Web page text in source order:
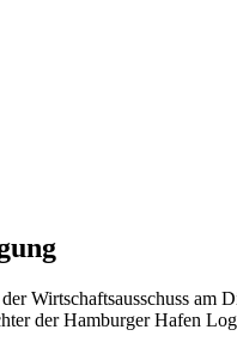
am
der Hamburger Hafen